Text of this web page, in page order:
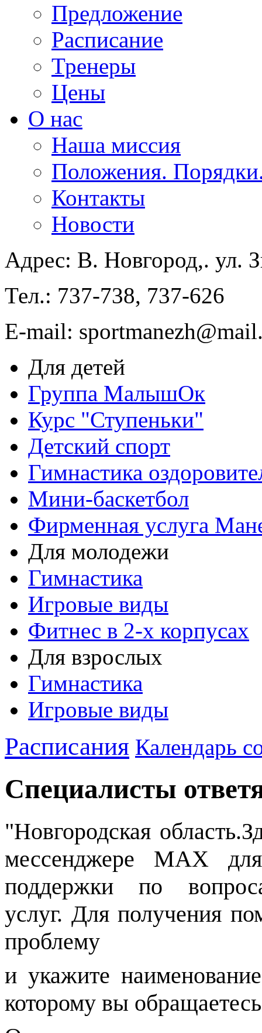
Предложение
Расписание
Тренеры
Цены
О нас
Наша миссия
Положения.
Контакты
Новости
Адрес: В. Новгород,. ул.
Тел.: 737-738, 737-626
E-mail:
Для детей
Группа МалышОк
Курс "Ступеньки"
Детский спорт
Гимнастика
Мини-баскетбол
Фирменная услуга
Для молодежи
Гимнастика
Игровые виды
Фитнес в 2-х корпусах
Для взрослых
Гимнастика
Игровые виды
Расписания Календарь
Специалисты
"Новгородская
мессенджере МАХ для
поддержки по
услуг. Для получения
проблему
и укажите
которому вы